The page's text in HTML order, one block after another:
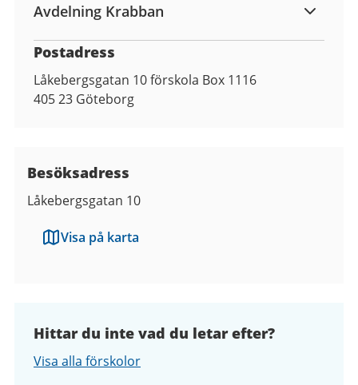
Avdelning Krabban
Postadress
Låkebergsgatan 10 förskola Box 1116
405 23 Göteborg
Besöksadress
Låkebergsgatan 10
Visa på karta
Hittar du inte vad du letar efter?
Visa alla förskolor